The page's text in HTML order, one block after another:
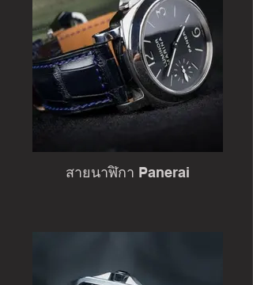
สายนาฬิกา Panerai